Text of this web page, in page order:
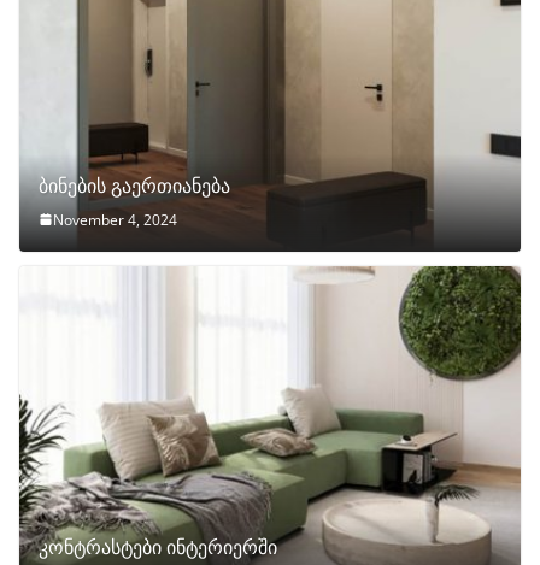
ბინების გაერთიანება
November 4, 2024
კონტრასტები ინტერიერში